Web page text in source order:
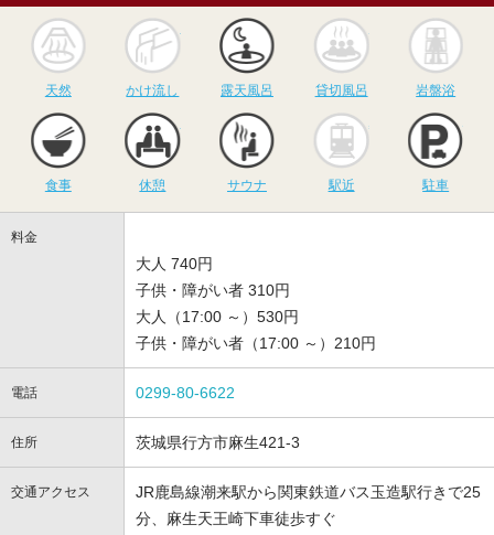
天然
かけ流し
かけ流し
露天風呂
露天風呂
貸切風呂
貸切風呂 岩盤浴
食事 休憩
サウナ
サウナ 駅近 駐車
料金
大人 740円
子供・障がい者 310円
大人（17:00 ～）530円
子供・障がい者（17:00 ～）210円
電話 0299-80-6622
住所 茨城県行方市麻生421-3
交通アクセス
JR鹿島線潮来駅から関東鉄道バス玉造駅行きで25
分、麻生天王崎下車徒歩すぐ